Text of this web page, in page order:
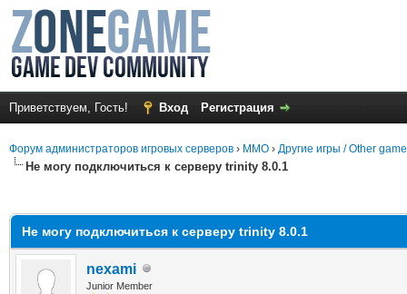
Приветствуем, Гость! Вход Регистрация
Форум администраторов игровых серверов › MMO › Другие игры / Other
Не могу подключиться к серверу trinity 8.0.1
Не могу подключиться к серверу trinity 8.0.1
nexami
Junior Member